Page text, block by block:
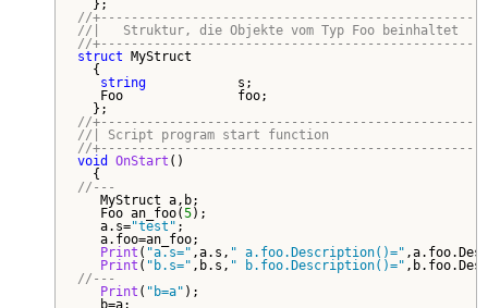
//
//|   Struktur, die Objekte vom Typ Foo beinhaltet
//
struct MyStruct
{
string s;
Foo               foo;
//
//| Script program start function
//
void
OnStart ()
//---
MyStruct a,b;
Foo an_foo(5);
a.s="test" ;
a.foo=an_foo;
Print ( "a.s=" ,a.s, " a.foo.Description()="
Print ( "b.s=" ,b.s, " b.foo.Description()="
//---
Print ( "b=a" );